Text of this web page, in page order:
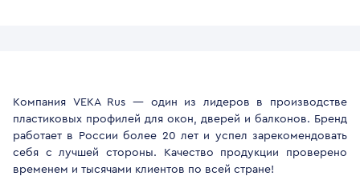
Компания VEKA Rus — один из лидеров в производстве
пластиковых профилей для окон, дверей и балконов. Бренд
работает в России более 20 лет и успел зарекомендовать
себя с лучшей стороны. Качество продукции проверено
временем и тысячами клиентов по всей стране!